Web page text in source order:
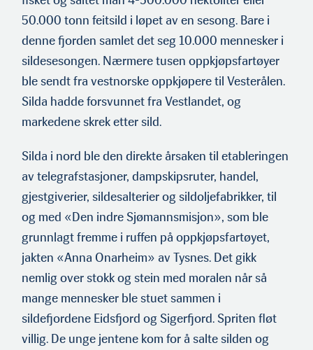
50.000 tonn feitsild i løpet av en sesong. Bare i
denne fjorden samlet det seg 10.000 mennesker i
sildesesongen. Nærmere tusen oppkjøpsfartøyer
ble sendt fra vestnorske oppkjøpere til Vesterålen.
Silda hadde forsvunnet fra Vestlandet, og
markedene skrek etter sild.
Silda i nord ble den direkte årsaken til etableringen
av telegrafstasjoner, dampskipsruter, handel,
gjestgiverier, sildesalterier og sildoljefabrikker, til
og med «Den indre Sjømannsmisjon», som ble
grunnlagt fremme i ruffen på oppkjøpsfartøyet,
jakten «Anna Onarheim» av Tysnes. Det gikk
nemlig over stokk og stein med moralen når så
mange mennesker ble stuet sammen i
sildefjordene Eidsfjord og Sigerfjord. Spriten fløt
villig. De unge jentene kom for å salte silden og